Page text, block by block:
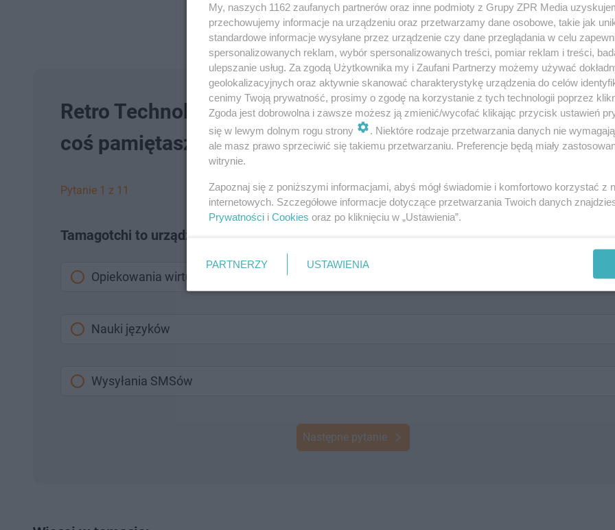
Retro Technologie - QUIZ z lat 80'. i '90! Sprawdź, czy
coś pamiętasz!
Pytanie 1 z 11
Tamagotchi to urządzenie, które służyło do...
Opiekowania wirtualnym zwierzakiem
Nauki języków
Wysyłania SMSów
Następne pytanie
My, naszych 1162 zaufanych partnerów oraz inne podmioty z Grupy ZPR Media
przechowujemy informacje na urządzeniu oraz przetwarzamy dane osobowe, takie jak
standardowe informacje wysyłane przez urządzenie czy dane przeglądania w celu
spersonalizowanych reklam, wybór spersonalizowanych treści, pomiar reklam i treści,
ulepszanie usług. Za zgodą Użytkownika my i Zaufani Partnerzy możemy używać
geolokalizacyjnych oraz aktywnie skanować charakterystykę urządzenia do celów
cenimy Twoją prywatność, prosimy o zgodę na korzystanie z tych technologii poprzez
Zgoda jest dobrowolna i zawsze możesz ją zmienić/wycofać klikając przycisk ustawień
się w lewym dolnym rogu strony
. Niektóre rodzaje przetwarzania danych nie
ale masz prawo sprzeciwić się takiemu przetwarzaniu. Preferencje będą miały
witrynie.
Zapoznaj się z poniższymi informacjami, abyś mógł świadomie i komfortowo korzystać z
internetowych. Szczegółowe informacje dotyczące przetwarzania Twoich danych
Prywatności i Cookies oraz po kliknięciu w „Ustawienia”.
PARTNERZY USTAWIENIA